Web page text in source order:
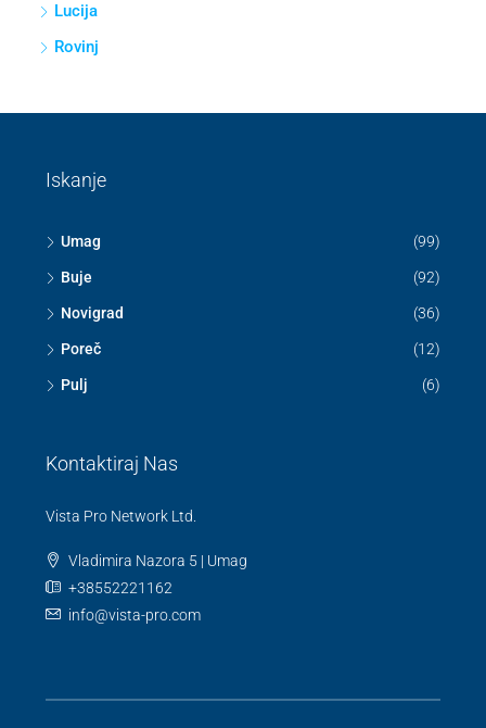
Lucija
Rovinj
Iskanje
Umag (99)
Buje (92)
Novigrad (36)
Poreč (12)
Pulj (6)
Kontaktiraj Nas
Vista Pro Network Ltd.
Vladimira Nazora 5 | Umag
+38552221162
info@vista-pro.com